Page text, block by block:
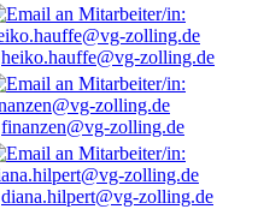
heiko.hauffe@vg-zolling.de
finanzen@vg-zolling.de
diana.hilpert@vg-zolling.de